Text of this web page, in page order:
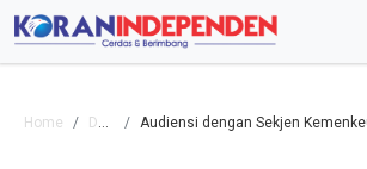
Home Daerah Audiensi dengan Sekjen Kemenkeu, Gubernur